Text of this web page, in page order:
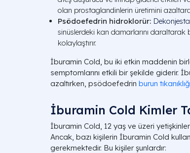
olan prostaglandinlerin üretimini
Psödoefedrin hidroklorür:
sinüslerdeki kan damarlarını daraltarak
kolaylaştırır.
İburamin Cold, bu iki etkin maddenin
semptomlarını etkili bir şekilde giderir.
azaltırken, psödoefedrin burun
İburamin Cold Kimler
İburamin Cold, 12 yaş ve üzeri
Ancak, bazı kişilerin İburamin Cold
gerekmektedir. Bu kişiler şunlardır: